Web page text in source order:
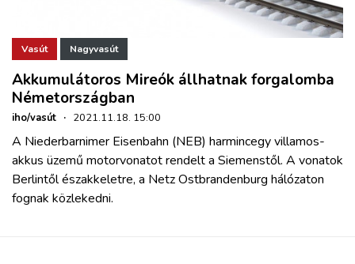
Vasút Nagyvasút
Akkumulátoros Mireók állhatnak forgalomba
Németországban
iho/vasút · 2021.11.18. 15:00
A Niederbarnimer Eisenbahn (NEB) harmincegy villamos-
akkus üzemű motorvonatot rendelt a Siemenstől. A vonatok
Berlintől északkeletre, a Netz Ostbrandenburg hálózaton
fognak közlekedni.